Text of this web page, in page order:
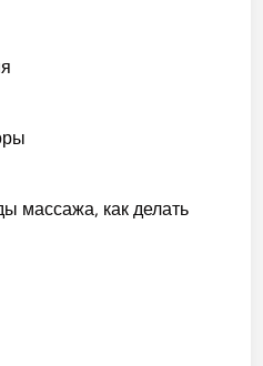
массажа, как делать